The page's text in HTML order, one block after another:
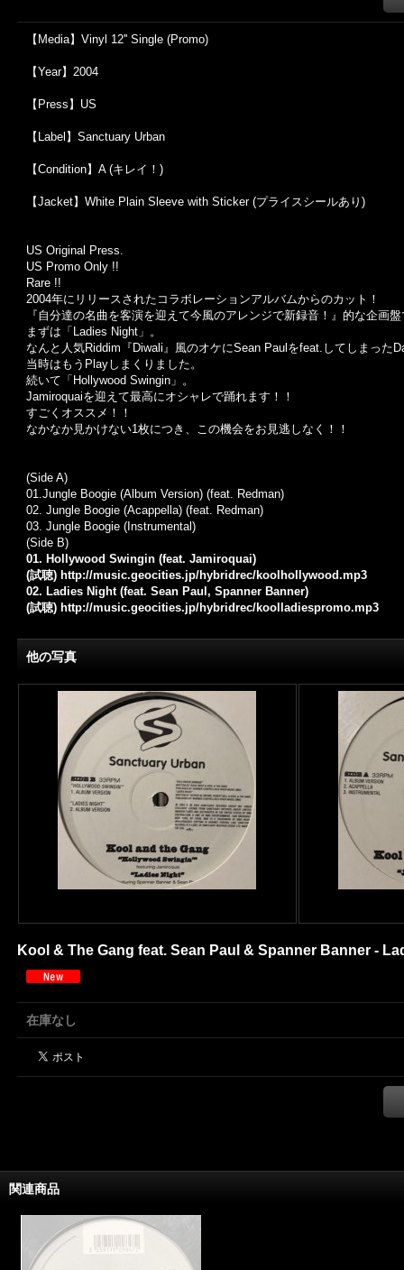
【Media】Vinyl 12'' Single (Promo)
【Year】2004
【Press】US
【Label】Sanctuary Urban
【Condition】A (キレイ！)
【Jacket】White Plain Sleeve with Sticker (プライスシールあり)
US Original Press.
US Promo Only !!
Rare !!
2004年にリリースされたコラボレーションアルバムからのカット！
『自分達の名曲を客演を迎えて今風のアレンジで新録音！』的な企画
まずは「Ladies Night」。
なんと人気Riddim『Diwali』風のオケにSean Paulをfeat.してしまっ
当時はもうPlayしまくりました。
続いて「Hollywood Swingin」。
Jamiroquaiを迎えて最高にオシャレで踊れます！！
すごくオススメ！！
なかなか見かけない1枚につき、この機会をお見逃しなく！！
(Side A)
01.Jungle Boogie (Album Version) (feat. Redman)
02. Jungle Boogie (Acappella) (feat. Redman)
03. Jungle Boogie (Instrumental)
(Side B)
01. Hollywood Swingin (feat. Jamiroquai)
(試聴) http://music.geocities.jp/hybridrec/koolhollywood.mp3
02. Ladies Night (feat. Sean Paul, Spanner Banner)
(試聴) http://music.geocities.jp/hybridrec/koolladiespromo.mp3
他の写真
Kool & The Gang feat. Sean Paul & Spanner Banner -
在庫なし
関連商品